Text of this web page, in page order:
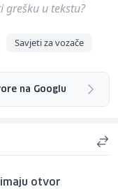
grešku u tekstu?
Savjeti za vozače
na Googlu
otvor